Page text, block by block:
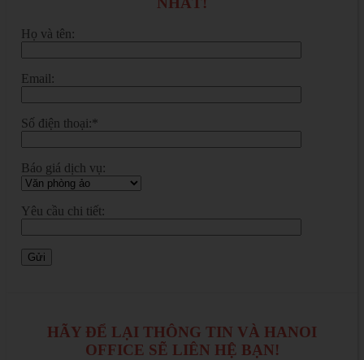
Họ và tên:
Email:
Số điện thoại:*
Báo giá dịch vụ:
Yêu cầu chi tiết:
HÃY ĐỂ LẠI THÔNG TIN VÀ HANOI
OFFICE SẼ LIÊN HỆ BẠN!